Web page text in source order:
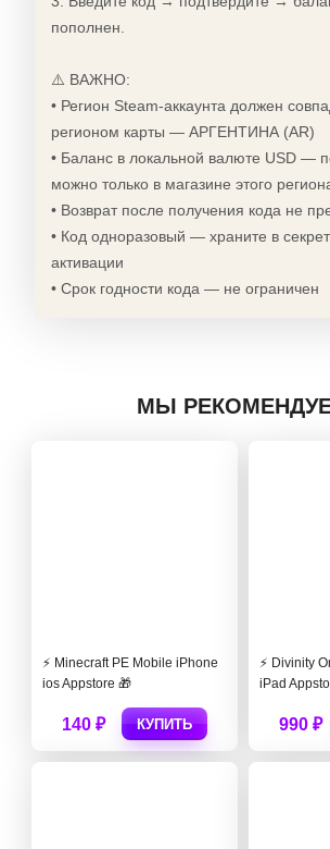
пополнен.
⚠️ ВАЖНО:
• Регион Steam-аккаунта должен
регионом карты — АРГЕНТИНА (AR)
• Баланс в локальной валюте USD —
можно только в магазине этого
• Возврат после получения кода не
• Код одноразовый — храните в
активации
• Срок годности кода — не ограничен
МЫ
⚡️ Minecraft PE Mobile iPhone
ios Appstore 🎁
140 ₽ КУПИТЬ
⚡️ Divinity
iPad
990 ₽